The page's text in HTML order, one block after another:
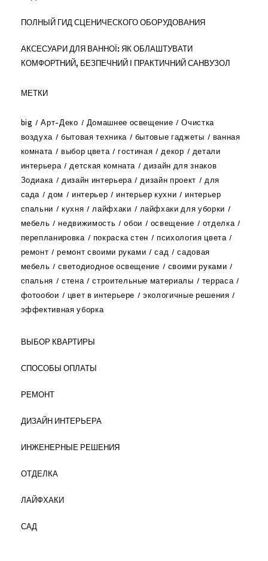
ПОЛНЫЙ ГИД СЦЕНИЧЕСКОГО ОБОРУДОВАНИЯ
АКСЕСУАРИ ДЛЯ ВАННОЇ: ЯК ОБЛАШТУВАТИ
КОМФОРТНИЙ, БЕЗПЕЧНИЙ І ПРАКТИЧНИЙ САНВУЗОЛ
МЕТКИ
big Арт-Деко Домашнее освещение
Очистка
воздуха
бытовая техника бытовые гаджеты
ванная
комната
выбор цвета гостиная декор
детали
интерьера
детская комната
дизайн для знаков
Зодиака
дизайн интерьера дизайн проект
для
сада
дом интерьер интерьер кухни
интерьер
спальни
кухня лайфхаки
лайфхаки для уборки
мебель
недвижимость обои освещение
отделка
перепланировка
покраска стен
психология цвета
ремонт
ремонт своими руками сад
садовая
мебель
светодиодное освещение
своими руками
спальня
стена строительные материалы
терраса
фотообои
цвет в интерьере
экологичные решения
эффективная уборка
ВЫБОР КВАРТИРЫ
СПОСОБЫ ОПЛАТЫ
РЕМОНТ
ДИЗАЙН ИНТЕРЬЕРА
ИНЖЕНЕРНЫЕ РЕШЕНИЯ
ОТДЕЛКА
ЛАЙФХАКИ
САД